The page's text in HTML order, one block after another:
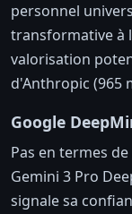
personnel
transformative à
valorisation
d'Anthropic (965
Google
Pas en termes
Gemini 3 Pro
signale sa